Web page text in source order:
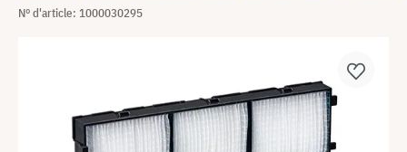
N° d'article: 1000030295